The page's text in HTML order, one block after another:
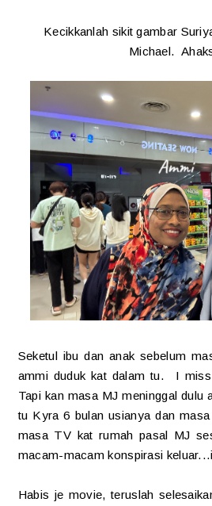
Kecikkanlah sikit gambar
Michael.
Seketul ibu dan anak sebelum
ammi duduk kat dalam tu. I
Tapi kan masa MJ meninggal
tu Kyra 6 bulan usianya dan
masa TV kat rumah pasal MJ
macam-macam konspirasi
Habis je movie, teruslah